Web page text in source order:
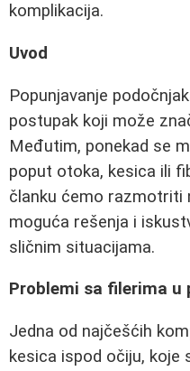
komplikacija.
Uvod
Popunjavanje
postupak koji može
Međutim, ponekad se
poput otoka, kesica ili
članku ćemo razmotriti
moguća rešenja i
sličnim situacijama.
Problemi sa filerima u
Jedna od najčešćih
kesica ispod očiju, koje